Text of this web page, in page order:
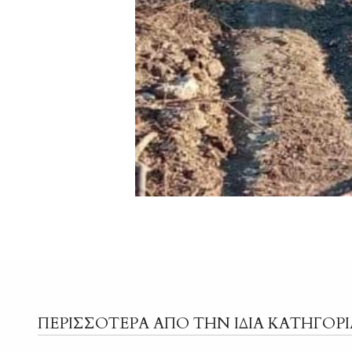
ΠΕΡΙΣΣΟΤΕΡΑ ΑΠΟ ΤΗΝ ΙΔΙΑ